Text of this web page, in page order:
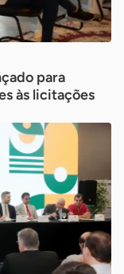
para
às licitações